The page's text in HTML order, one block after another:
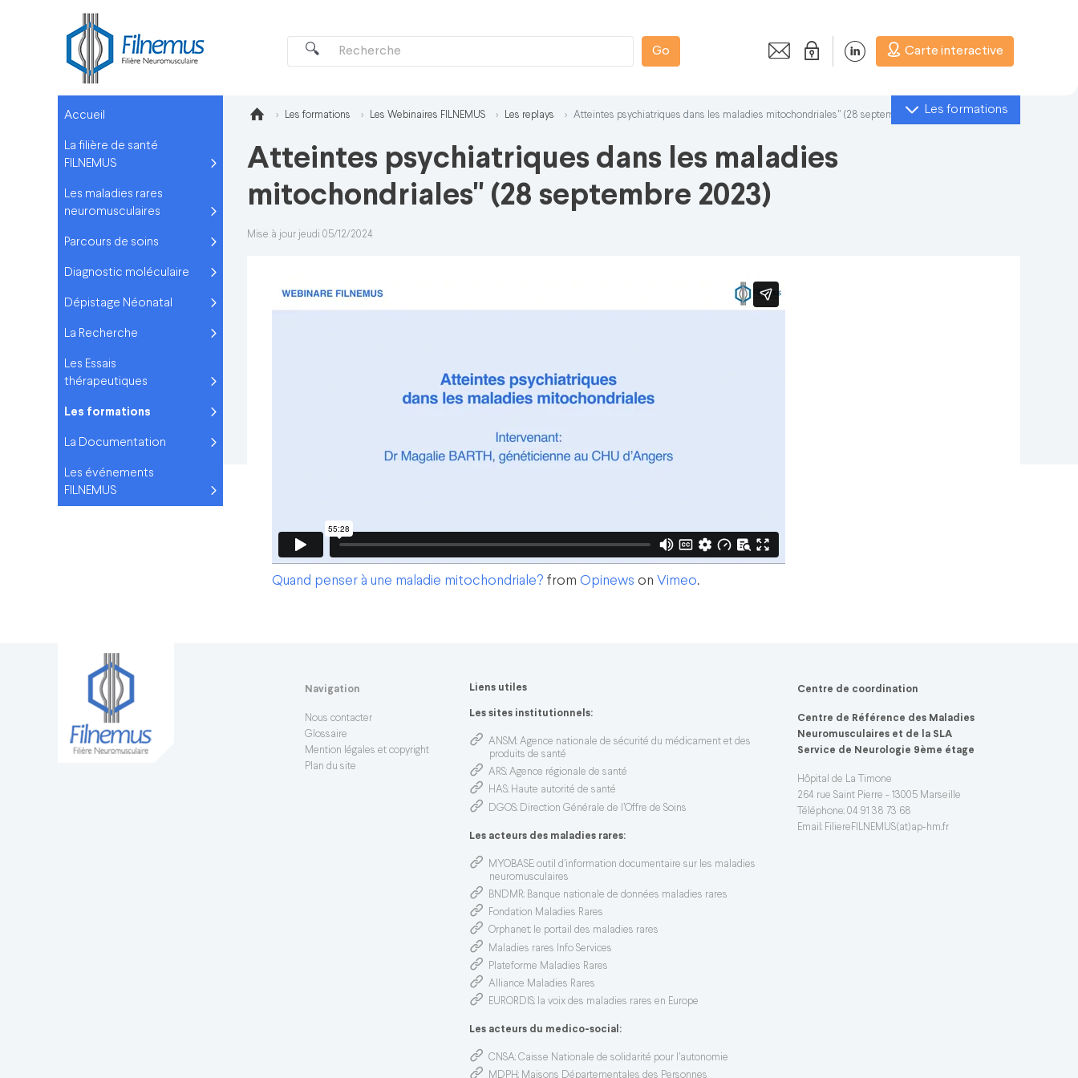
Go Carte interactive
Les formations
Accueil
La filière de santé
FILNEMUS
Les maladies rares
neuromusculaires
Parcours de soins
Diagnostic moléculaire
Dépistage Néonatal
La Recherche
Les Essais
thérapeutiques
Les formations
La Documentation
Les événements
FILNEMUS
Les formations Les Webinaires FILNEMUS Les replays Atteintes psychiatriques dans les maladies mitochondriales" (28 septembre 2023)
Atteintes psychiatriques dans les maladies
mitochondriales" (28 septembre 2023)
Mise à jour jeudi 05/12/2024
Quand penser à une maladie mitochondriale? from Opinews on Vimeo.
Navigation
Nous contacter
Glossaire
Mention légales et copyright
Plan du site
Liens utiles
Les sites institutionnels:
ANSM: Agence nationale de sécurité du médicament et des
produits de santé
ARS: Agence régionale de santé
HAS: Haute autorité de santé
DGOS: Direction Générale de l’Offre de Soins
Les acteurs des maladies rares:
MYOBASE: outil d'information documentaire sur les maladies
neuromusculaires
BNDMR: Banque nationale de données maladies rares
Fondation Maladies Rares
Orphanet: le portail des maladies rares
Maladies rares Info Services
Plateforme Maladies Rares
Alliance Maladies Rares
EURORDIS: la voix des maladies rares en Europe
Les acteurs du medico-social:
CNSA: Caisse Nationale de solidarité pour l'autonomie
MDPH: Maisons Départementales des Personnes
Centre de coordination
Centre de Référence des Maladies
Neuromusculaires et de la SLA
Service de Neurologie 9ème étage
Hôpital de La Timone
264 rue Saint Pierre - 13005 Marseille
Téléphone: 04 91 38 73 68
Email: FiliereFILNEMUS(at)ap-hm.fr